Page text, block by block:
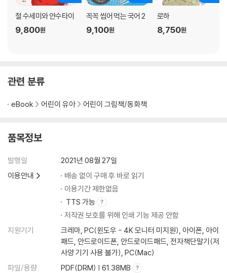
철 수세미와 안수타이
9,800원
꼭꼭 씹어 먹는 국어 2
9,100원
로하
8,750원
관련 분류
eBook 어린이 유아 어린이 그림책/동화책
품목정보
발행일
2021년 08월 27일
이용안내
배송 없이 구매 후 바로 읽기
이용기간 제한없음
TTS 가능
저작권 보호를 위해 인쇄 기능 제공 안함
지원기기
크레마, PC(윈도우 - 4K 모니터 미지원), 아이폰, 아이
패드, 안드로이드폰, 안드로이드패드, 전자책단말기(저
사양 기기 사용 불가), PC(Mac)
파일/용량
PDF(DRM) | 61.38MB